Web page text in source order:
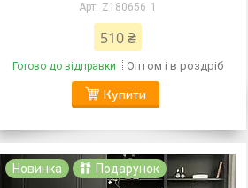
Z180656_1
510 ₴
Готово до відправки Оптом і в роздріб
Купити
Новинка Подарунок